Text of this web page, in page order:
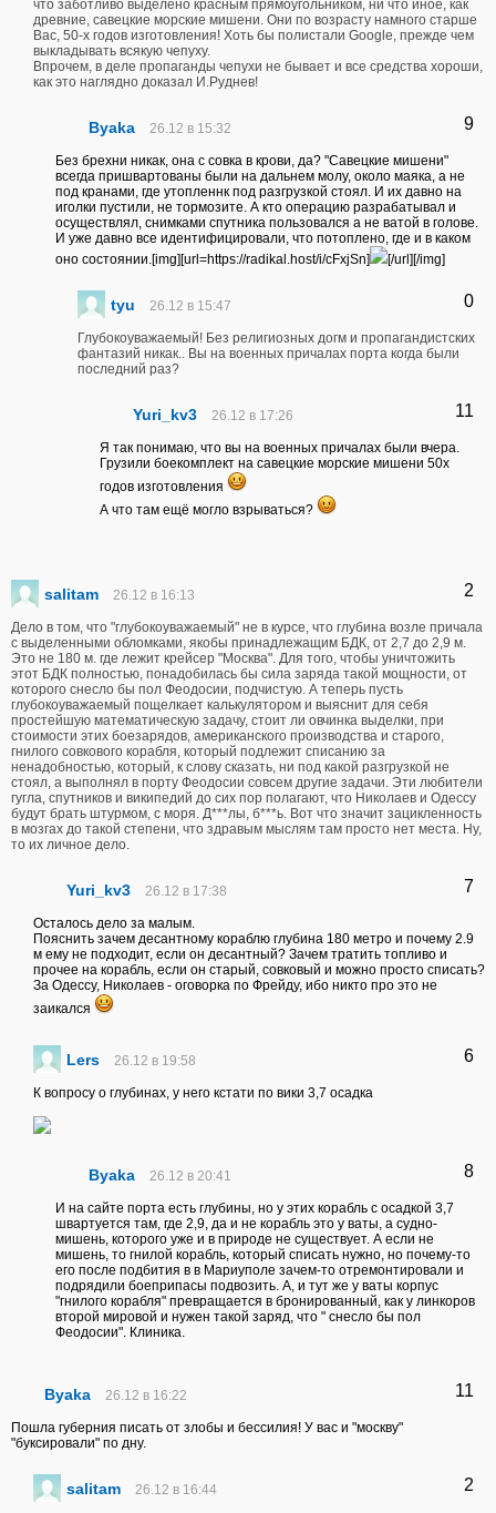
что заботливо выделено красным прямоугольником, ни что иное, как
древние, савецкие морские мишени. Они по возрасту намного старше
Вас, 50-х годов изготовления! Хоть бы полистали Google, прежде чем
выкладывать всякую чепуху.
Впрочем, в деле пропаганды чепухи не бывает и все средства хороши,
как это наглядно доказал И.Руднев!
Byaka 26.12 в 15:32 9
Без брехни никак, она с совка в крови, да? "Савецкие мишени"
всегда пришвартованы были на дальнем молу, около маяка, а не
под кранами, где утопленнк под разгрузкой стоял. И их давно на
иголки пустили, не тормозите. А кто операцию разрабатывал и
осуществлял, снимками спутника пользовался а не ватой в голове.
И уже давно все идентифицировали, что потоплено, где и в каком
оно состоянии.[img][url=https://radikal.host/i/cFxjSn]
[/url][/img]
tyu 26.12 в 15:47 0
Глубокоуважаемый! Без религиозных догм и пропагандистских
фантазий никак.. Вы на военных причалах порта когда были
последний раз?
Yuri_kv3 26.12 в 17:26 11
Я так понимаю, что вы на военных причалах были вчера.
Грузили боекомплект на савецкие морские мишени 50х
годов изготовления
А что там ещё могло взрываться?
sаlitam 26.12 в 16:13 2
Дело в том, что "глубокоуважаемый" не в курсе, что глубина возле причала
с выделенными обломками, якобы принадлежащим БДК, от 2,7 до 2,9 м.
Это не 180 м. где лежит крейсер "Москва". Для того, чтобы уничтожить
этот БДК полностью, понадобилась бы сила заряда такой мощности, от
которого снесло бы пол Феодосии, подчистую. А теперь пусть
глубокоуважаемый пощелкает калькулятором и выяснит для себя
простейшую математическую задачу, стоит ли овчинка выделки, при
стоимости этих боезарядов, американского производства и старого,
гнилого совкового корабля, который подлежит списанию за
ненадобностью, который, к слову сказать, ни под какой разгрузкой не
стоял, а выполнял в порту Феодосии совсем другие задачи. Эти любители
гугла, спутников и википедий до сих пор полагают, что Николаев и Одессу
будут брать штурмом, с моря. Д***лы, б***ь. Вот что значит зацикленность
в мозгах до такой степени, что здравым мыслям там просто нет места. Ну,
то их личное дело.
Yuri_kv3 26.12 в 17:38 7
Осталось дело за малым.
Пояснить зачем десантному кораблю глубина 180 метро и почему 2.9
м ему не подходит, если он десантный? Зачем тратить топливо и
прочее на корабль, если он старый, совковый и можно просто списать?
За Одессу, Николаев - оговорка по Фрейду, ибо никто про это не
заикался
Lers 26.12 в 19:58 6
К вопросу о глубинах, у него кстати по вики 3,7 осадка
Byaka 26.12 в 20:41 8
И на сайте порта есть глубины, но у этих корабль с осадкой 3,7
швартуется там, где 2,9, да и не корабль это у ваты, а судно-
мишень, которого уже и в природе не существует. А если не
мишень, то гнилой корабль, который списать нужно, но почему-то
его после подбития в в Мариуполе зачем-то отремонтировали и
подрядили боеприпасы подвозить. А, и тут же у ваты корпус
"гнилого корабля" превращается в бронированный, как у линкоров
второй мировой и нужен такой заряд, что " снесло бы пол
Феодосии". Клиника.
Byaka 26.12 в 16:22 11
Пошла губерния писать от злобы и бессилия! У вас и "москву"
"буксировали" по дну.
sаlitam 26.12 в 16:44 2